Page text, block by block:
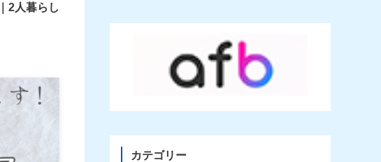
2人暮らし
カテゴリー